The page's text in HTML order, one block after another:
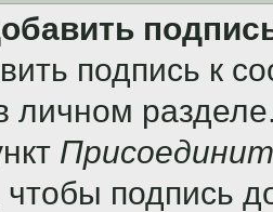
подпись к
личном
подпись